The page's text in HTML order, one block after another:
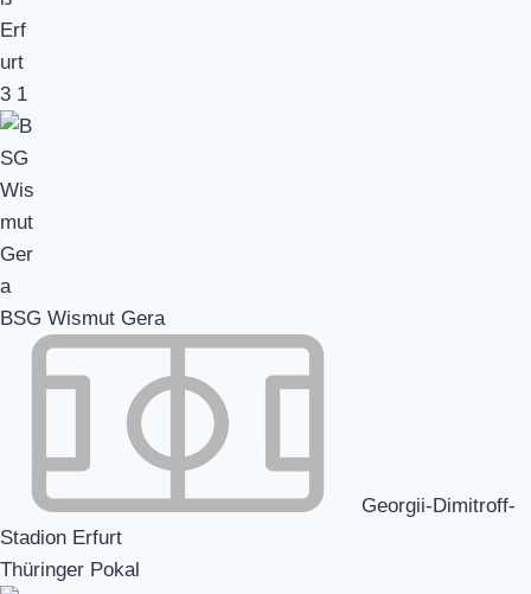
3 1
BSG Wismut Gera
Georgii-Dimitroff-
Stadion Erfurt
Thüringer Pokal